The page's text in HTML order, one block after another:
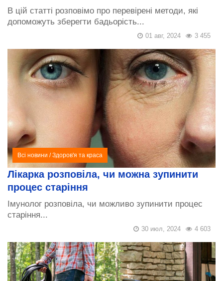
В цій статті розповімо про перевірені методи, які
допоможуть зберегти бадьорість...
3 455
01 авг, 2024
Всі новини /Здоров'я та краса
Лікарка розповіла, чи можна зупинити
процес старіння
Імунолог розповіла, чи можливо зупинити процес
старіння...
4 603
30 июл, 2024